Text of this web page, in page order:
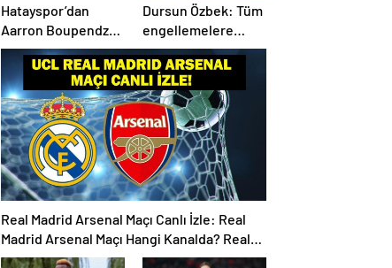
Hatayspor’dan
Aarron Boupendza
paylaşımı
Dursun Özbek: Tüm
engellemelere
rağmen hedefimize
ilerliyoruz
Real Madrid Arsenal Maçı Canlı İzle: Real
Madrid Arsenal Maçı Hangi Kanalda? Real
Madrid Arsenal Maçı Ne Zaman, Saat Kaçta?